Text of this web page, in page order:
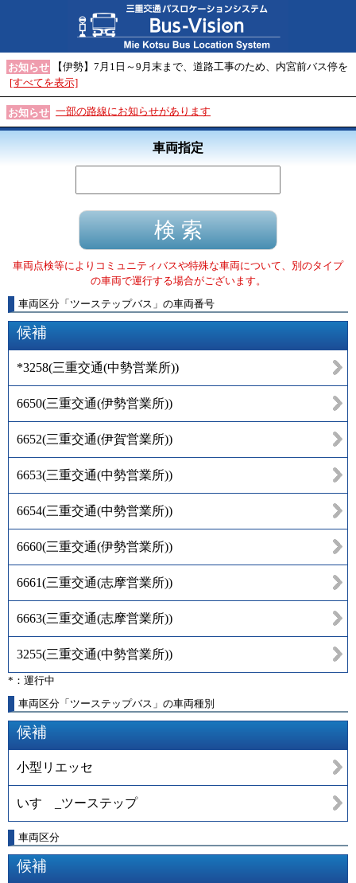
お知らせ
【伊勢】7月1日～9月末まで、道路工事のため、内宮前バス停を
[すべてを表示]
お知らせ 一部の路線にお知らせがあります
車両指定
車両点検等によりコミュニティバスや特殊な車両について、別のタイプ
の車両で運行する場合がございます。
車両区分 「 ツーステップバス 」 の車両番号
候補
*3258(三重交通(中勢営業所))
6650(三重交通(伊勢営業所))
6652(三重交通(伊賀営業所))
6653(三重交通(中勢営業所))
6654(三重交通(中勢営業所))
6660(三重交通(伊勢営業所))
6661(三重交通(志摩営業所))
6663(三重交通(志摩営業所))
3255(三重交通(中勢営業所))
*：運行中
車両区分「ツーステップバス」の車両種別
候補
小型リエッセ
いすゞ_ツーステップ
車両区分
候補